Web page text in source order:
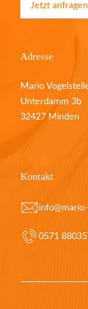
Jetzt anfragen
Adresse
Mario
Unterdamm 3b
32427 Minden
Kontakt
0571